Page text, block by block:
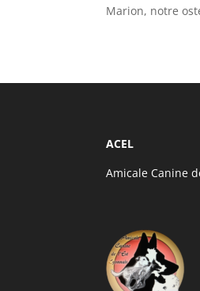
Marion, notre
ACEL
Amicale Canine